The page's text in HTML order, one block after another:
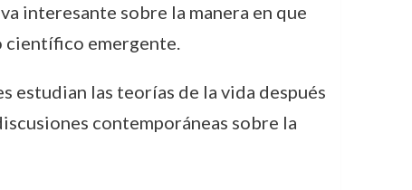
interesante sobre la manera en que
científico emergente.
estudian las teorías de la vida después
contemporáneas sobre la